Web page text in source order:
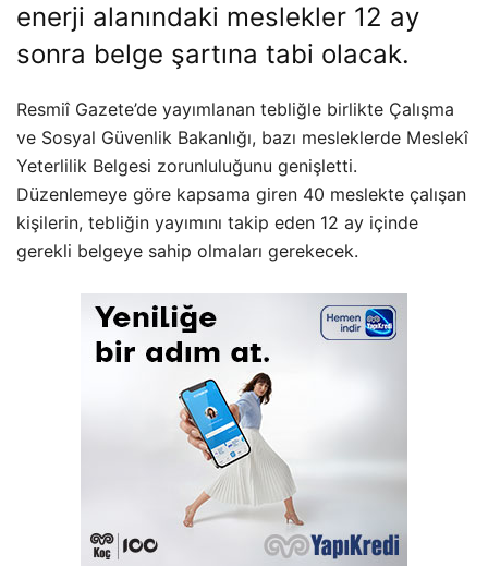
enerji alanındaki meslekler 12 ay
sonra belge şartına tabi olacak.
Resmiî Gazete’de yayımlanan tebliğle birlikte Çalışma
ve Sosyal Güvenlik Bakanlığı, bazı mesleklerde Meslekî
Yeterlilik Belgesi zorunluluğunu genişletti.
Düzenlemeye göre kapsama giren 40 meslekte çalışan
kişilerin, tebliğin yayımını takip eden 12 ay içinde
gerekli belgeye sahip olmaları gerekecek.